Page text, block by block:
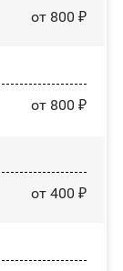
от 800 ₽
от 800 ₽
от 400 ₽